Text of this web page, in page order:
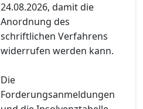
24.08.2026, damit die
Anordnung des
schriftlichen Verfahrens
widerrufen werden kann.
Die
Forderungsanmeldungen